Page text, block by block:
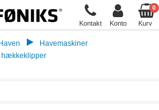
Kontakt Konto
0
Kurv
Haven
Havemaskiner
hækkeklipper